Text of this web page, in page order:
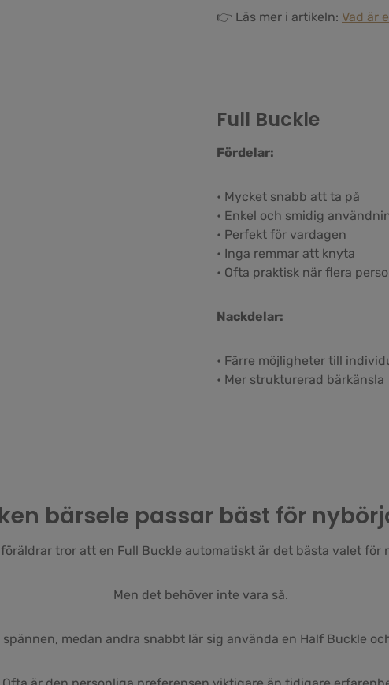
👉 Läs mer i artikeln: Vad är
Full Buckle
Fördelar:
• Mycket snabb att ta på
• Enkel och smidig
• Perfekt för vardagen
• Inga remmar att knyta
• Ofta praktisk när flera
Nackdelar:
• Färre möjligheter till
• Mer strukturerad bärkänsla
bärsele passar bäst för
tror att en Full Buckle automatiskt är det bästa valet för
Men det behöver inte vara så.
medan andra snabbt lär sig använda en Half Buckle